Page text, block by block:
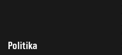
Politika